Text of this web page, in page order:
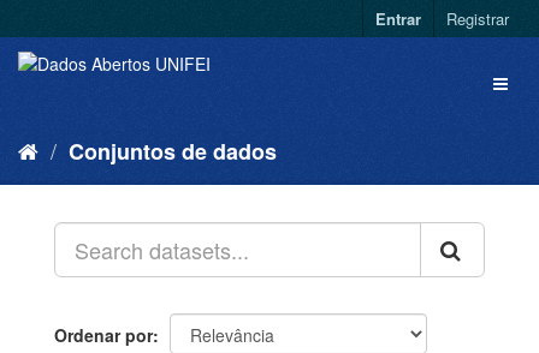
Entrar Registrar
Conjuntos de dados
Ordenar por